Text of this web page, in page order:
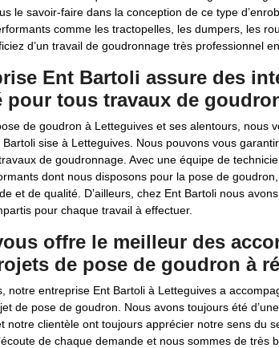
le savoir-faire dans la conception de ce type
comme les tractopelles, les dumpers, les
d’un travail de goudronnage très professionnel
Ent Bartoli assure des
pour tous travaux de
de goudron à Letteguives et ses alentours, nous
sise à Letteguives. Nous pouvons vous
de goudronnage. Avec une équipe de
dont nous disposons pour la pose de
et de qualité. D’ailleurs, chez Ent Bartoli nous
pour chaque travail à effectuer.
offre le meilleur des
de pose de goudron à
notre entreprise Ent Bartoli à Letteguives a
de pose de goudron. Nous avons toujours été
notre clientèle ont toujours apprécier notre sens du
de chaque demande et nous sommes de très